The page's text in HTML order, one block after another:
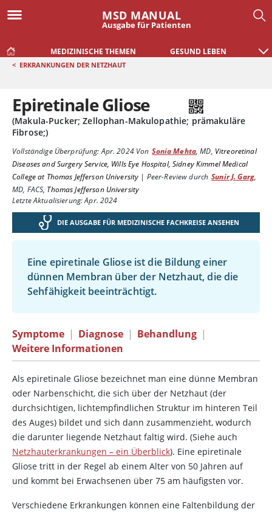
MSD MANUAL
Ausgabe für Patienten
MEDIZINISCHE THEMEN GESUND LEBEN
< ERKRANKUNGEN DER NETZHAUT
Epiretinale Gliose
(Makula-Pucker; Zellophan-Makulopathie; prämakuläre
Fibrose;)
Vollständige Überprüfung:Apr. 2024Von Sonia Mehta,MD, Vitreoretinal
Diseases and Surgery Service, Wills Eye Hospital, Sidney Kimmel Medical
College at Thomas Jefferson University | Peer-Review durch Sunir J. Garg,
MD, FACS, Thomas Jefferson University
Letzte Aktualisierung: Apr. 2024
DIE AUSGABE FÜR MEDIZINISCHE FACHKREISE ANSEHEN
Eine epiretinale Gliose ist die Bildung einer
dünnen Membran über der Netzhaut, die die
Sehfähigkeit beeinträchtigt.
Symptome | Diagnose | Behandlung |
Weitere Informationen
Als epiretinale Gliose bezeichnet man eine dünne Membran
oder Narbenschicht, die sich über der Netzhaut (der
durchsichtigen, lichtempfindlichen Struktur im hinteren Teil
des Auges) bildet und sich dann zusammenzieht, wodurch
die darunter liegende Netzhaut faltig wird. (Siehe auch
Netzhauterkrankungen – ein Überblick). Eine epiretinale
Gliose tritt in der Regel ab einem Alter von 50 Jahren auf
und kommt bei Erwachsenen über 75 am häufigsten vor.
Verschiedene Erkrankungen können eine Faltenbildung der